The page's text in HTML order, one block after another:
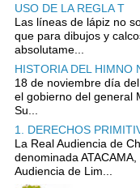
USO DE LA REGLA T
Las líneas de lápiz no
que para dibujos y
absolutame...
HISTORIA DEL HIMNO
18 de noviembre día
el gobierno del general
Su...
1. DERECHOS
La Real Audiencia de
denominada
Audiencia de Lim...